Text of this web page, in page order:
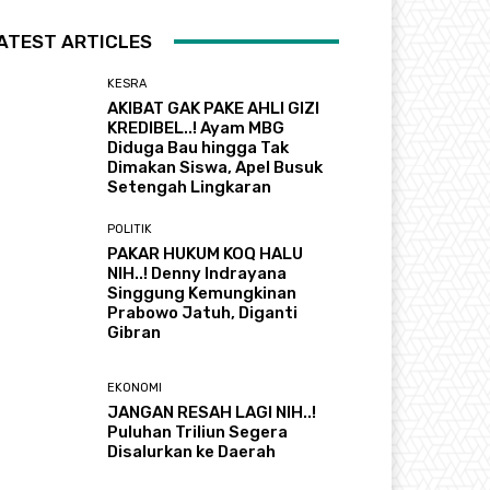
ARTICLES
KESRA
AKIBAT GAK PAKE AHLI GIZI
KREDIBEL..! Ayam MBG
Diduga Bau hingga Tak
Dimakan Siswa, Apel Busuk
Setengah Lingkaran
POLITIK
PAKAR HUKUM KOQ HALU
NIH..! Denny Indrayana
Singgung Kemungkinan
Prabowo Jatuh, Diganti
Gibran
EKONOMI
JANGAN RESAH LAGI NIH..!
Puluhan Triliun Segera
Disalurkan ke Daerah